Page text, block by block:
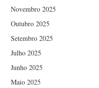
Novembro 2025
Outubro 2025
Setembro 2025
Julho 2025
Junho 2025
Maio 2025